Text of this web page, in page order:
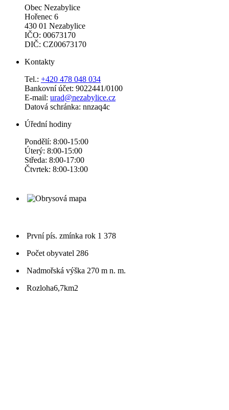
Obec Nezabylice
Hořenec 6
430 01 Nezabylice
IČO: 00673170
DIČ: CZ00673170
Kontakty
Tel.: +420 478 048 034
Bankovní účet: 9022441/0100
E-mail: urad@nezabylice.cz
Datová schránka: nnzaq4c
Úřední hodiny
Pondělí: 8:00-15:00
Úterý: 8:00-15:00
Středa: 8:00-17:00
Čtvrtek: 8:00-13:00
První pís. zmínka rok 1 378
Počet obyvatel 286
Nadmořská výška 270 m n. m.
Rozloha6,7km2